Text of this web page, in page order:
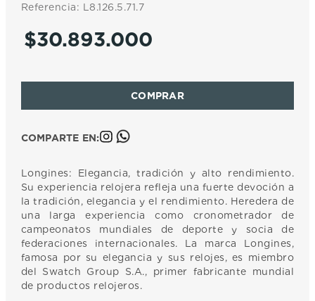
Referencia: L8.126.5.71.7
$30.893.000
COMPARTE EN:
Longines: Elegancia, tradición y alto rendimiento.
Su experiencia relojera refleja una fuerte devoción a
la tradición, elegancia y el rendimiento. Heredera de
una larga experiencia como cronometrador de
campeonatos mundiales de deporte y socia de
federaciones internacionales. La marca Longines,
famosa por su elegancia y sus relojes, es miembro
del Swatch Group S.A., primer fabricante mundial
de productos relojeros.